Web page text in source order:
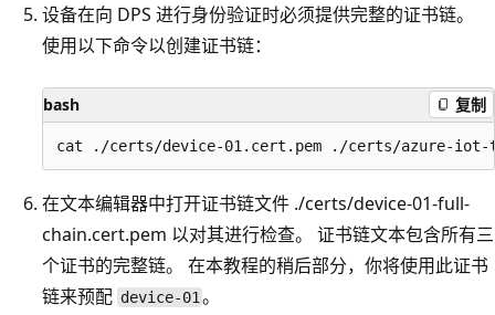
设备在向 DPS 进行身份验证时必须提供完整的证书链。
使用以下命令以创建证书链：
bash 复制
在文本编辑器中打开证书链文件 ./certs/device-01-full-
chain.cert.pem 以对其进行检查。 证书链文本包含所有三
个证书的完整链。 在本教程的稍后部分，你将使用此证书
链来预配 device-01 。